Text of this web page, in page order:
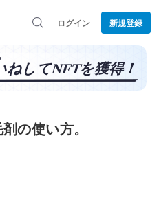
ログイン 新規登録
の使い方。